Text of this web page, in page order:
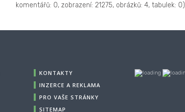
komentářů: 0, zobrazení: 21275, obrázků: 4, tabulek: 0)
KONTAKTY
INZERCE A REKLAMA
PRO VAŠE STRÁNKY
SITEMAP